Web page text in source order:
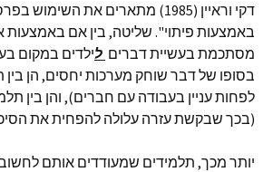
דקי וראיין (1985) מתארים את
באמצעות פיתוי". שליטה, בין אם באמצעות
מסתכמת בעשיית דברים לילדים במקום
בסופו של דבר שוחק מערכות יחסים, הן בין
לפחות עניין בעבודה עם חברים), והן בין
(בכך שבקשת עזרה עלולה להפחית את
יותר מכך, תלמידים שמעודדים אותם